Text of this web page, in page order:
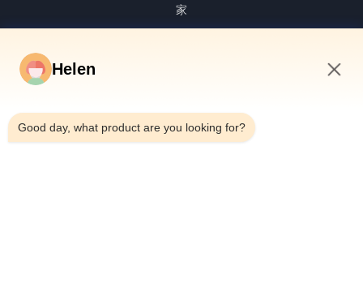
家
工場旅行
品質管理
Helen
Good day, what product are you looking for?